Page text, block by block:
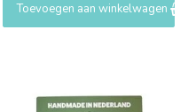
Toevoegen aan winkelwagen